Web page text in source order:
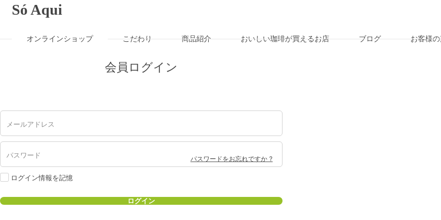
Só Aqui
オンラインショップ こだわり 商品紹介 おいしい珈琲が買えるお店 ブログ お客様
会員ログイン
メールアドレス
パスワード パスワードをお忘れですか ?
ログイン情報を記憶